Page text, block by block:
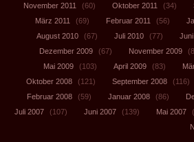
November 2011
(60) Oktober 2011 (34)
März 2011
(69) Februar 2011 (56)
August 2010
(67) Juli 2010 (77)
Dezember 2009
(67) November 2009
Mai 2009
(103) April 2009 (83)
Oktober 2008
(121) September 2008 (116)
Februar 2008
(59) Januar 2008 (86)
Juli 2007
(107) Juni 2007 (139) Mai 2007